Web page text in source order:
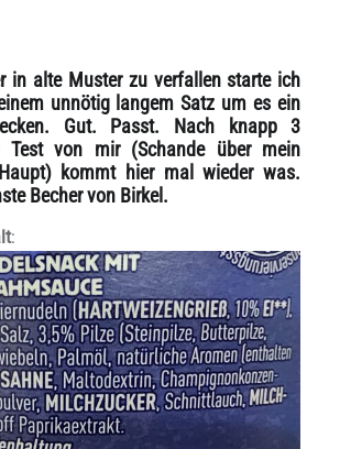
in alte Muster zu verfallen starte ich
unnötig langem Satz um es ein
Gut. Passt. Nach knapp 3
Test von mir (Schande über mein
kommt hier mal wieder was.
Becher von Birkel.
: